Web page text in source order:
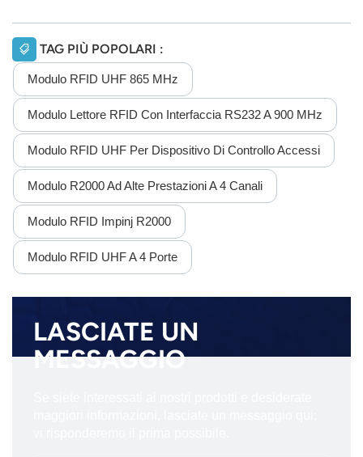
TAG PIÙ POPOLARI :
Modulo RFID UHF 865 MHz
Modulo Lettore RFID Con Interfaccia RS232 A 900 MHz
Modulo RFID UHF Per Dispositivo Di Controllo Accessi
Modulo R2000 Ad Alte Prestazioni A 4 Canali
Modulo RFID Impinj R2000
Modulo RFID UHF A 4 Porte
LASCIATE UN
MESSAGGIO